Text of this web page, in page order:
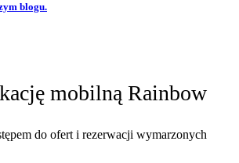
blogu.
mobilną Rainbow
do ofert i rezerwacji wymarzonych